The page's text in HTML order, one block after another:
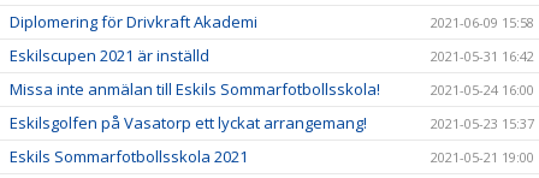
Diplomering för Drivkraft Akademi 2021-06-09 15:58
Eskilscupen 2021 är inställd 2021-05-31 16:42
Missa inte anmälan till Eskils Sommarfotbollsskola! 2021-05-24 16:00
Eskilsgolfen på Vasatorp ett lyckat arrangemang! 2021-05-23 15:37
Eskils Sommarfotbollsskola 2021 2021-05-21 19:00